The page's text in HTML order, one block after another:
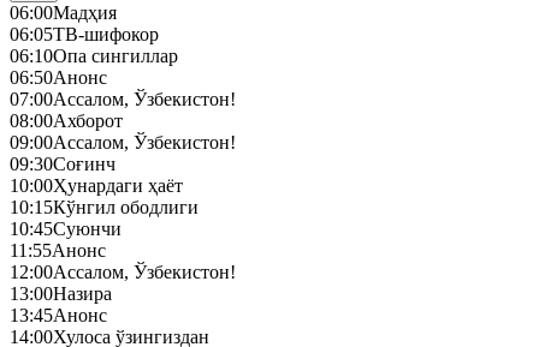
06:00Мадҳия
06:05ТВ-шифокор
06:10Опа сингиллар
06:50Анонс
07:00Ассалом, Ўзбекистон!
08:00Ахборот
09:00Ассалом, Ўзбекистон!
09:30Соғинч
10:00Ҳунардаги ҳаёт
10:15Кўнгил ободлиги
10:45Суюнчи
11:55Анонс
12:00Ассалом, Ўзбекистон!
13:00Назира
13:45Анонс
14:00Хулоса ўзингиздан